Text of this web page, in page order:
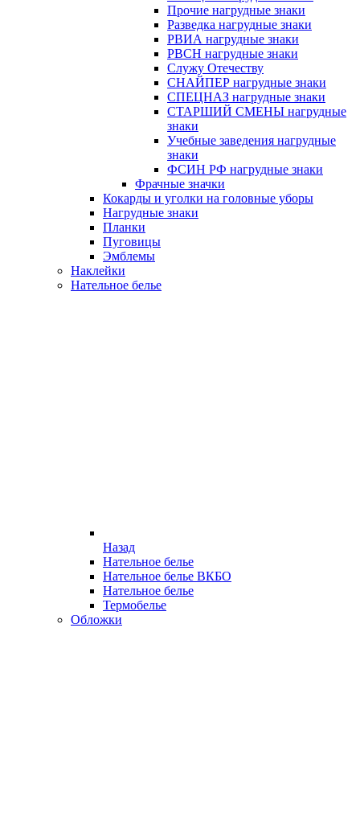
Прочие нагрудные знаки
Разведка нагрудные знаки
РВИА нагрудные знаки
РВСН нагрудные знаки
Служу Отечеству
СНАЙПЕР нагрудные знаки
СПЕЦНАЗ нагрудные знаки
СТАРШИЙ СМЕНЫ нагрудные
знаки
Учебные заведения нагрудные
знаки
ФСИН РФ нагрудные знаки
Фрачные значки
Кокарды и уголки на головные уборы
Нагрудные знаки
Планки
Пуговицы
Эмблемы
Наклейки
Нательное белье
Назад
Нательное белье
Нательное белье ВКБО
Нательное белье
Термобелье
Обложки